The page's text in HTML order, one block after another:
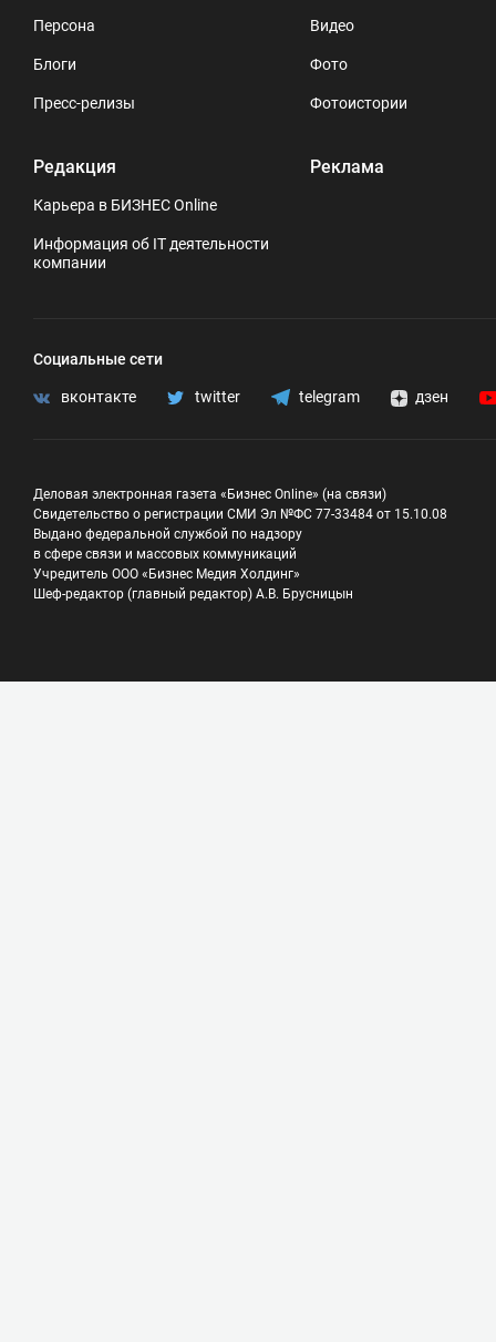
Персона
Блоги
Пресс-релизы
Редакция
Карьера в БИЗНЕС Online
Информация об IT деятельности
компании
Видео
Фото
Фотоистории
Реклама
Социальные сети
вконтакте twitter telegram дзен
Деловая электронная газета «Бизнес Online» (на связи)
Свидетельство о регистрации СМИ Эл №ФС 77-33484 от 15.10.08
Выдано федеральной службой по надзору
в сфере связи и массовых коммуникаций
Учредитель ООО «Бизнес Медия Холдинг»
Шеф-редактор (главный редактор) А.В. Брусницын